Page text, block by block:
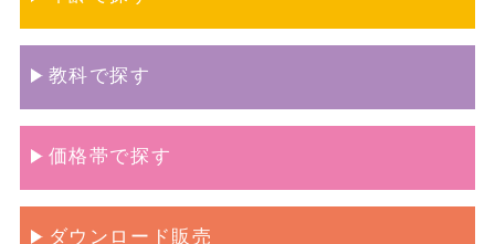
教科で探す
価格帯で探す
ダウンロード販売